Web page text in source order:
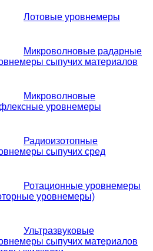
Лотовые уровнемеры
Микроволновые радарные
сыпучих материалов
Микроволновые
уровнемеры
Радиоизотопные
сыпучих сред
Ротационные уровнемеры
уровнемеры)
Ультразвуковые
сыпучих материалов